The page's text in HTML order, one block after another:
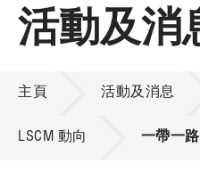
主頁
關於LSCM
技術商品化
項目及資助計劃
活動及消息
活動及消
活動及消息
主頁 活動及消息
LSCM 動向 一帶一